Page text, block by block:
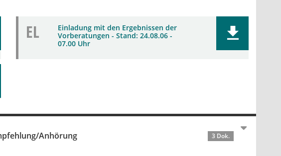
EL
Einladung mit den Ergebnissen der
Vorberatungen - Stand: 24.08.06 -
07.00 Uhr
Anhörung 3 Dok.